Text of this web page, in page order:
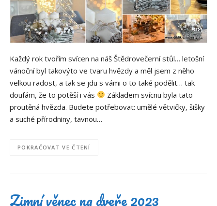
Každý rok tvořím svícen na náš Štědrovečerní stůl… letošní
vánoční byl takovýto ve tvaru hvězdy a měl jsem z něho
velkou radost, a tak se jdu s vámi o to také podělit… tak
doufám, že to potěší i vás
Základem svícnu byla tato
proutěná hvězda. Budete potřebovat: umělé větvičky, šišky
a suché přírodniny, tavnou…
POKRAČOVAT VE ČTENÍ
Zimní věnec na dveře 2023